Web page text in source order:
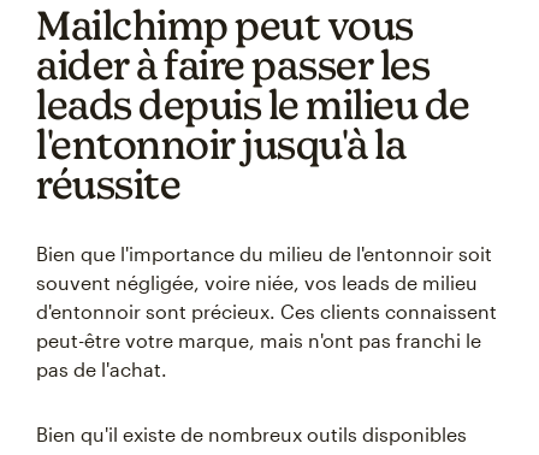
Mailchimp peut vous
aider à faire passer les
leads depuis le milieu de
l'entonnoir jusqu'à la
réussite
Bien que l'importance du milieu de l'entonnoir soit
souvent négligée, voire niée, vos leads de milieu
d'entonnoir sont précieux. Ces clients connaissent
peut-être votre marque, mais n'ont pas franchi le
pas de l'achat.
Bien qu'il existe de nombreux outils disponibles